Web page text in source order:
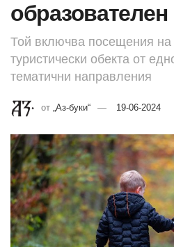
Той включва посещения на
туристически обекта от
тематични направления
от „Аз-буки“ 19-06-2024